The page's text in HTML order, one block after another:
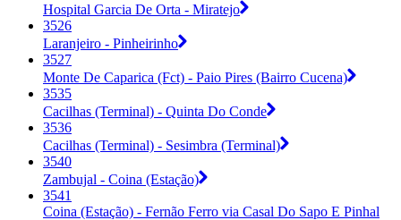
Hospital Garcia De Orta - Miratejo
3526
Laranjeiro - Pinheirinho
3527
Monte De Caparica (Fct) - Paio Pires (Bairro Cucena)
3535
Cacilhas (Terminal) - Quinta Do Conde
3536
Cacilhas (Terminal) - Sesimbra (Terminal)
3540
Zambujal - Coina (Estação)
3541
Coina (Estação) - Fernão Ferro via Casal Do Sapo E Pinhal